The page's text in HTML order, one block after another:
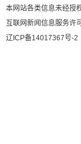
本网站各类信息未经授
互联网新闻信息服务许
辽ICP备14017367号-2